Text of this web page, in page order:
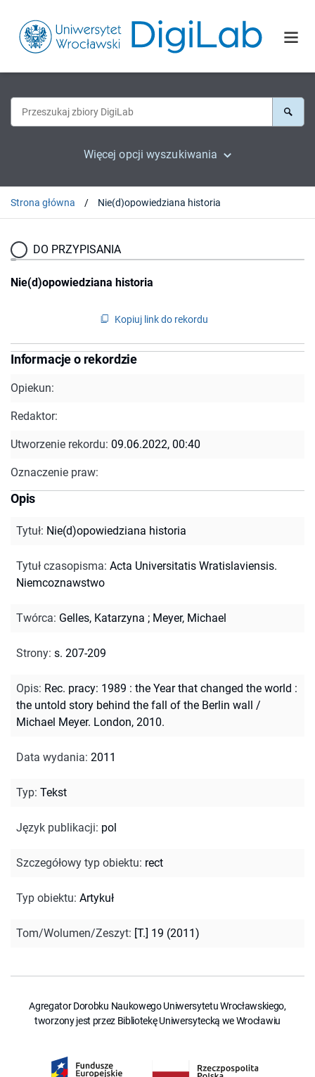
Więcej opcji wyszukiwania
Strona główna Nie(d)opowiedziana historia
DO PRZYPISANIA
Nie(d)opowiedziana historia
Kopiuj link do rekordu
Informacje o rekordzie
Opiekun:
Redaktor:
Utworzenie rekordu: 09.06.2022, 00:40
Oznaczenie praw:
Opis
Tytuł: Nie(d)opowiedziana historia
Tytuł czasopisma: Acta Universitatis Wratislaviensis.
Niemcoznawstwo
Twórca: Gelles, Katarzyna ; Meyer, Michael
Strony: s. 207-209
Opis: Rec. pracy: 1989 : the Year that changed the world :
the untold story behind the fall of the Berlin wall /
Michael Meyer. London, 2010.
Data wydania: 2011
Typ: Tekst
Język publikacji: pol
Szczegółowy typ obiektu: rect
Typ obiektu: Artykuł
Tom/Wolumen/Zeszyt: [T.] 19 (2011)
Agregator Dorobku Naukowego Uniwersytetu Wrocławskiego,
tworzony jest przez Bibliotekę Uniwersytecką we Wrocławiu